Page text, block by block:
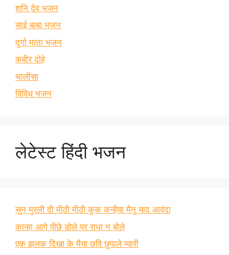
शनि देव भजन
साई बाबा भजन
दुर्गा माता भजन
कबीर दोहे
चालीसा
विविध भजन
लेटेस्ट हिंदी भजन
सुन मुरली दी मीठी मीठी कुक कन्हैया मैनु याद आवंदा
कान्हा आगे पीछे डोले पर राधा न बोले
एक झलक दिखा के मैया छवि छुपाले प्यारी